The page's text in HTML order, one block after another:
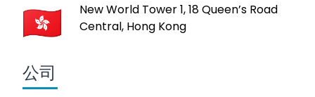
New World Tower 1, 18 Queen’s Road
Central, Hong Kong
公司